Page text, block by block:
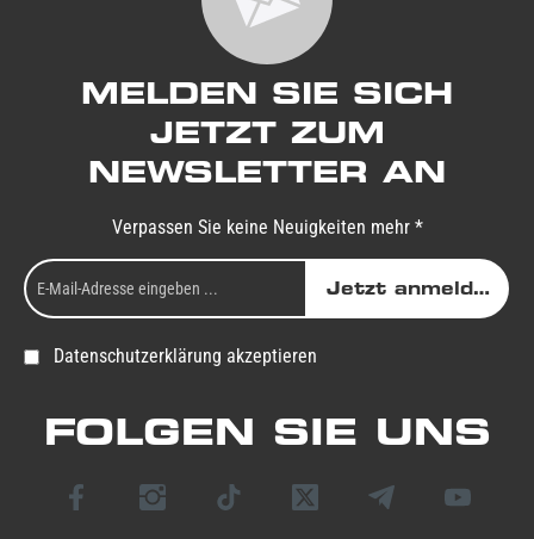
MELDEN SIE SICH
JETZT ZUM
NEWSLETTER AN
Verpassen Sie keine Neuigkeiten mehr *
Jetzt anmelden
Datenschutzerklärung akzeptieren
FOLGEN SIE UNS